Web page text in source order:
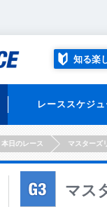
知る楽
レーススケジ
本日のレース マスターズ
マス